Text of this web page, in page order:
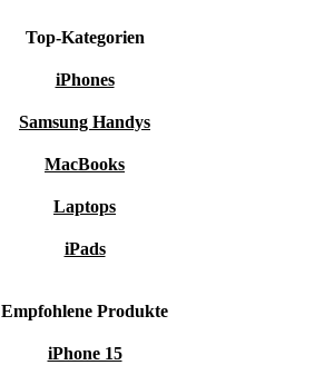
Top-Kategorien
iPhones
Samsung Handys
MacBooks
Laptops
iPads
Empfohlene Produkte
iPhone 15